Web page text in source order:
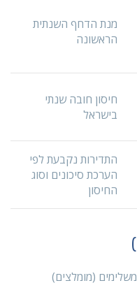
מנת הדחף השנתית
הראשונה
חיסון חובה שנתי
בישראל
התדירות נקבעת לפי
הערכת סיכונים וסוג
החיסון
(מומלצים)